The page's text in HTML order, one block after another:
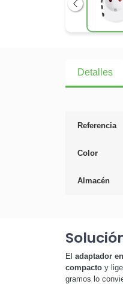
Anterior
Detalles
Referencia
Color
Almacén
El adaptador
compactoy
gramos lo